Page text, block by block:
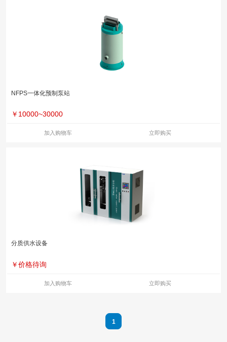
NFPS一体化预制泵站
￥ 10000~30000
加入购物车 立即购买
分质供水设备
￥价格待询
加入购物车 立即购买
1